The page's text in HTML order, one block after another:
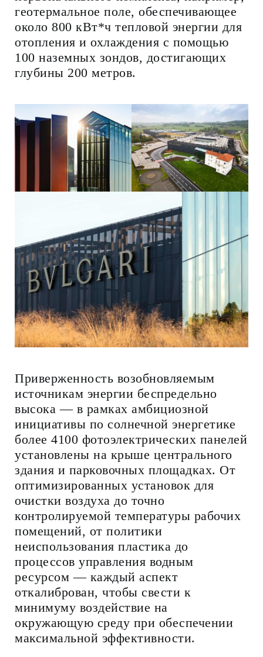
геотермальное поле, обеспечивающее
около 800 кВт*ч тепловой энергии для
отопления и охлаждения с помощью
100 наземных зондов, достигающих
глубины 200 метров.
Приверженность возобновляемым
источникам энергии беспредельно
высока — в рамках амбициозной
инициативы по солнечной энергетике
более 4100 фотоэлектрических панелей
установлены на крыше центрального
здания и парковочных площадках. От
оптимизированных установок для
очистки воздуха до точно
контролируемой температуры рабочих
помещений, от политики
неиспользования пластика до
процессов управления водным
ресурсом — каждый аспект
откалиброван, чтобы свести к
минимуму воздействие на
окружающую среду при обеспечении
максимальной эффективности.